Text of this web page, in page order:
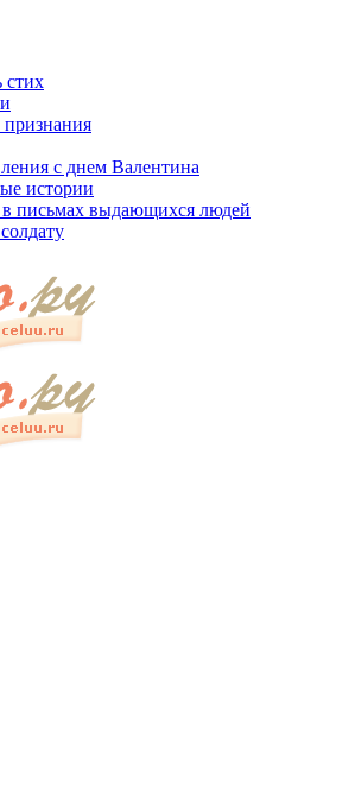
стих
с днем Валентина
истории
письмах выдающихся людей